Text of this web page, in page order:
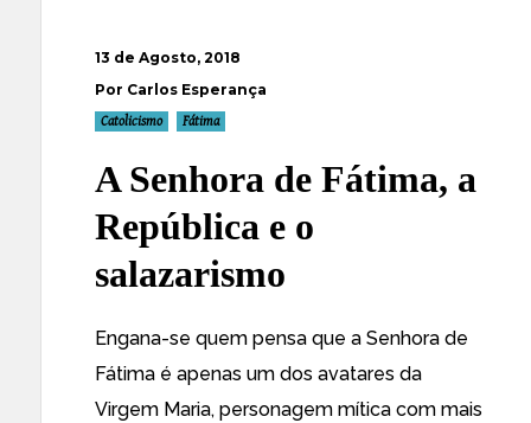
13 de Agosto, 2018
Por Carlos Esperança
Catolicismo Fátima
A Senhora de Fátima, a
República e o
salazarismo
Engana-se quem pensa que a Senhora de
Fátima é apenas um dos avatares da
Virgem Maria, personagem mítica com mais